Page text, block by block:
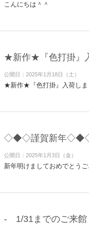
こんにちは＾＾
★新作★『色打掛』
公開日：2025年1月18日（土）
★新作★『色打掛』入荷しま
◇◆◇謹賀新年
公開日：2025年1月3日（金）
新年明けましておめでとうご
- 1/31までのご来館